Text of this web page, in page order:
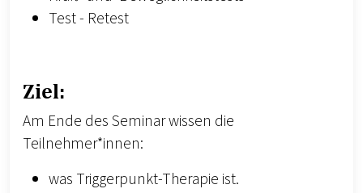
Test - Retest
Ziel:
Am Ende des Seminar wissen die
Teilnehmer*innen:
was Triggerpunkt-Therapie ist.